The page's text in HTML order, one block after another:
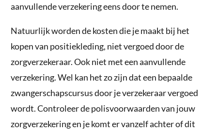
aanvullende verzekering eens door te nemen.
Natuurlijk worden de kosten die je maakt bij het
kopen van positiekleding, niet vergoed door de
zorgverzekeraar. Ook niet met een aanvullende
verzekering. Wel kan het zo zijn dat een bepaalde
zwangerschapscursus door je verzekeraar vergoed
wordt. Controleer de polisvoorwaarden van jouw
zorgverzekering en je komt er vanzelf achter of dit